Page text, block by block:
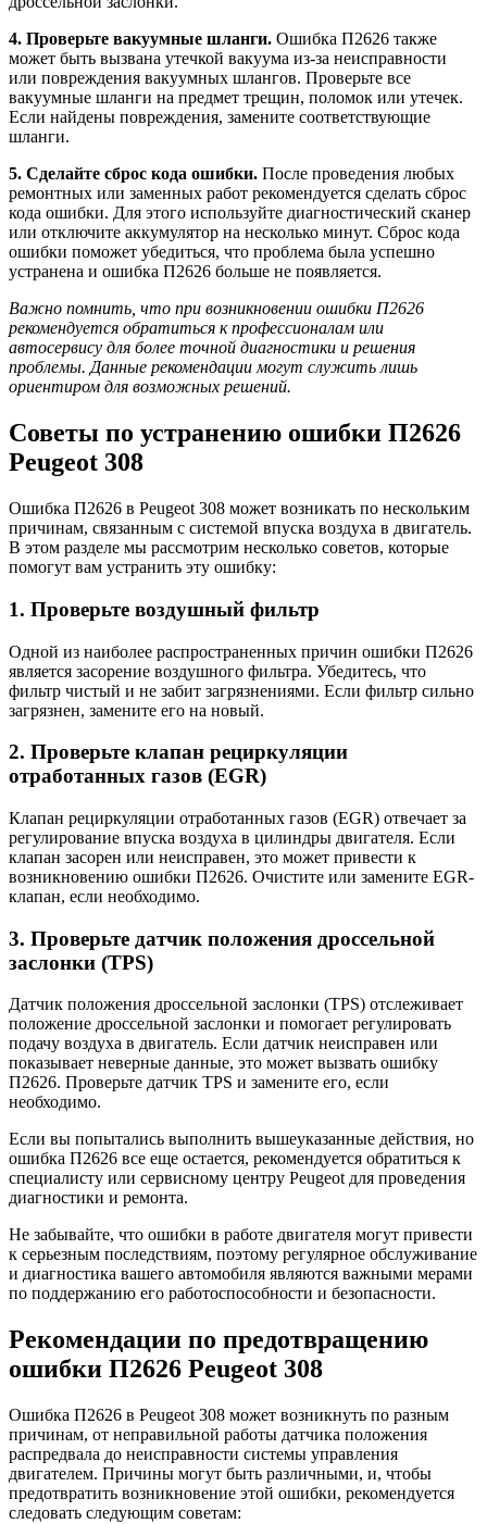
4. Проверьте вакуумные шланги. Ошибка П2626 также
может быть вызвана утечкой вакуума из-за неисправности
или повреждения вакуумных шлангов. Проверьте все
вакуумные шланги на предмет трещин, поломок или утечек.
Если найдены повреждения, замените соответствующие
шланги.
5. Сделайте сброс кода ошибки. После проведения любых
ремонтных или заменных работ рекомендуется сделать сброс
кода ошибки. Для этого используйте диагностический сканер
или отключите аккумулятор на несколько минут. Сброс кода
ошибки поможет убедиться, что проблема была успешно
устранена и ошибка П2626 больше не появляется.
Важно помнить, что при возникновении ошибки П2626
рекомендуется обратиться к профессионалам или
автосервису для более точной диагностики и решения
проблемы. Данные рекомендации могут служить лишь
ориентиром для возможных решений.
Советы по устранению ошибки П2626
Peugeot 308
Ошибка П2626 в Peugeot 308 может возникать по нескольким
причинам, связанным с системой впуска воздуха в двигатель.
В этом разделе мы рассмотрим несколько советов, которые
помогут вам устранить эту ошибку:
1. Проверьте воздушный фильтр
Одной из наиболее распространенных причин ошибки П2626
является засорение воздушного фильтра. Убедитесь, что
фильтр чистый и не забит загрязнениями. Если фильтр сильно
загрязнен, замените его на новый.
2. Проверьте клапан рециркуляции
отработанных газов (EGR)
Клапан рециркуляции отработанных газов (EGR) отвечает за
регулирование впуска воздуха в цилиндры двигателя. Если
клапан засорен или неисправен, это может привести к
возникновению ошибки П2626. Очистите или замените EGR-
клапан, если необходимо.
3. Проверьте датчик положения дроссельной
заслонки (TPS)
Датчик положения дроссельной заслонки (TPS) отслеживает
положение дроссельной заслонки и помогает регулировать
подачу воздуха в двигатель. Если датчик неисправен или
показывает неверные данные, это может вызвать ошибку
П2626. Проверьте датчик TPS и замените его, если
необходимо.
Если вы попытались выполнить вышеуказанные действия, но
ошибка П2626 все еще остается, рекомендуется обратиться к
специалисту или сервисному центру Peugeot для проведения
диагностики и ремонта.
Не забывайте, что ошибки в работе двигателя могут привести
к серьезным последствиям, поэтому регулярное обслуживание
и диагностика вашего автомобиля являются важными мерами
по поддержанию его работоспособности и безопасности.
Рекомендации по предотвращению
ошибки П2626 Peugeot 308
Ошибка П2626 в Peugeot 308 может возникнуть по разным
причинам, от неправильной работы датчика положения
распредвала до неисправности системы управления
двигателем. Причины могут быть различными, и, чтобы
предотвратить возникновение этой ошибки, рекомендуется
следовать следующим советам: